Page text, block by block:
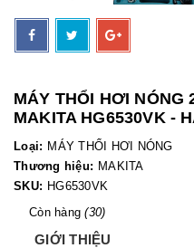
MÁY THỔI HƠI NÓNG
MAKITA HG6530VK -
Loại: MÁY THỔI HƠI NÓNG
Thương hiệu: MAKITA
SKU: HG6530VK
Còn hàng(30)
GIỚI THIỆU